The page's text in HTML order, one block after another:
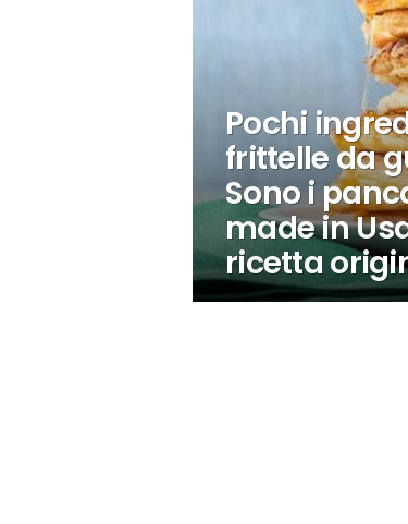
Pochi
frittelle da
Sono i
made in
ricetta